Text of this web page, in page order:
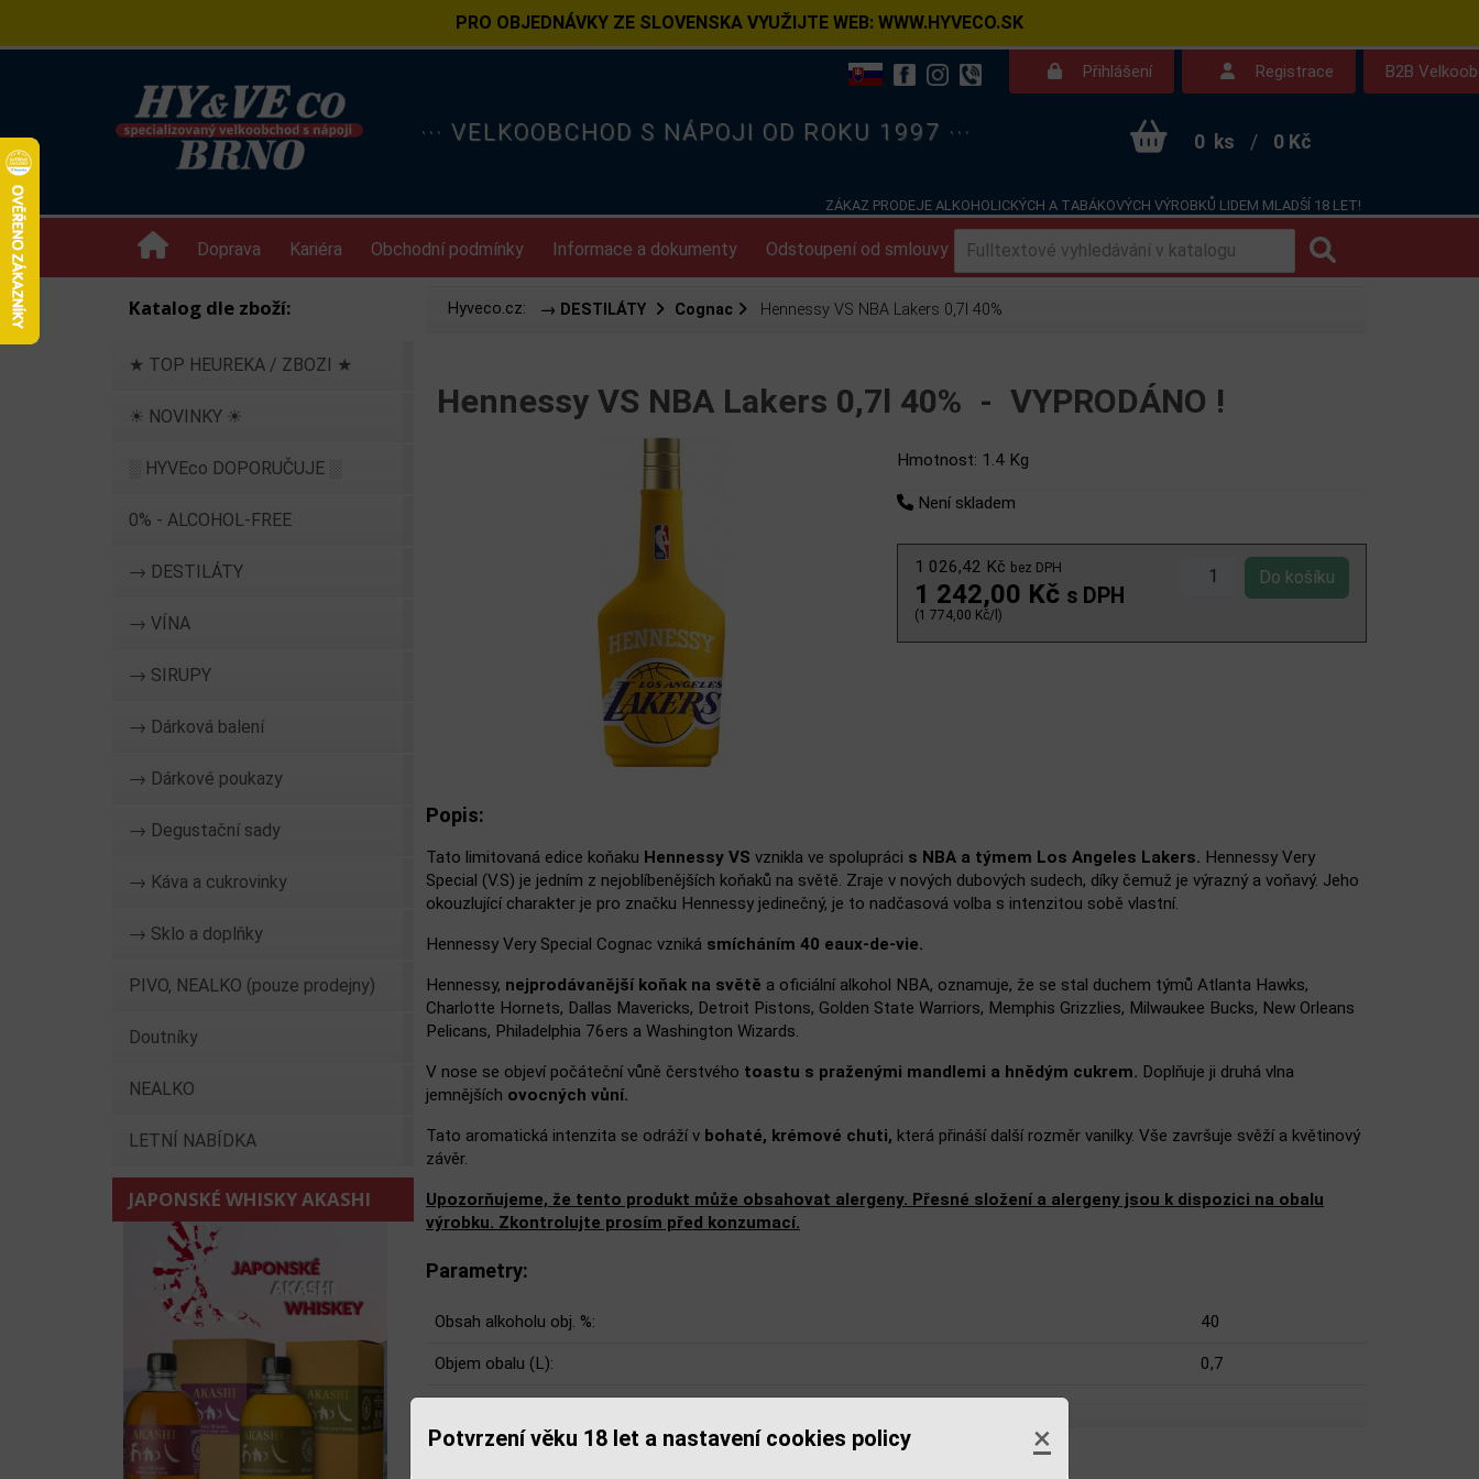
Potvrzení věku 18 let a nastavení cookies policy ×
PRO OBJEDNÁVKY ZE SLOVENSKA VYUŽIJTE WEB: WWW.HYVECO.SK
Přihlášení Registrace B2B
··· VELKOOBCHOD S NÁPOJI OD ROKU 1997 ··· 0 ks / 0 Kč
ZÁKAZ PRODEJE ALKOHOLICKÝCH A TABÁKOVÝCH VÝROBKŮ LIDEM MLADŠÍ 18 LET!
Doprava Kariéra Obchodní podmínky Informace a dokumenty Odstoupení od smlouvy Kontakt Dotazy
Katalog dle zboží:
★ TOP HEUREKA / ZBOZI ★
☀ NOVINKY ☀
░ HYVEco DOPORUČUJE ░
0% - ALCOHOL-FREE
→ DESTILÁTY
→ VÍNA
→ SIRUPY
→ Dárková balení
→ Dárkové poukazy
→ Degustační sady
→ Káva a cukrovinky
→ Sklo a doplňky
PIVO, NEALKO (pouze prodejny)
Doutníky
NEALKO
LETNÍ NABÍDKA
JAPONSKÉ WHISKY AKASHI
Hyveco.cz: → DESTILÁTY Cognac Hennessy VS NBA Lakers 0,7l 40%
Hennessy VS NBA Lakers 0,7l 40% - VYPRODÁNO !
Hmotnost: 1.4 Kg
Není skladem
1 026,42 Kč bez DPH
1 242,00 Kč s DPH
(1 774,00 Kč/l)
Popis:
Tato limitovaná edice koňaku Hennessy VS vznikla ve spolupráci s NBA a týmem Los Angeles Lakers. Hennessy Very
Special (V.S) je jedním z nejoblíbenějších koňaků na světě. Zraje v nových dubových sudech, díky čemuž je výrazný a voňavý. Jeho
okouzlující charakter je pro značku Hennessy jedinečný, je to nadčasová volba s intenzitou sobě vlastní.
Hennessy Very Special Cognac vzniká smícháním 40 eaux-de-vie.
Hennessy, nejprodávanější koňak na světě a oficiální alkohol NBA, oznamuje, že se stal duchem týmů Atlanta Hawks,
Charlotte Hornets, Dallas Mavericks, Detroit Pistons, Golden State Warriors, Memphis Grizzlies, Milwaukee Bucks, New Orleans
Pelicans, Philadelphia 76ers a Washington Wizards.
V nose se objeví počáteční vůně čerstvého toastu s praženými mandlemi a hnědým cukrem. Doplňuje ji druhá vlna
jemnějších ovocných vůní.
Tato aromatická intenzita se odráží v bohaté, krémové chuti, která přináší další rozměr vanilky. Vše završuje svěží a květinový
závěr.
Upozorňujeme, že tento produkt může obsahovat alergeny. Přesné složení a alergeny jsou k dispozici na obalu
výrobku. Zkontrolujte prosím před konzumací.
Parametry:
Obsah alkoholu obj. %: 40
Objem obalu (L): 0,7